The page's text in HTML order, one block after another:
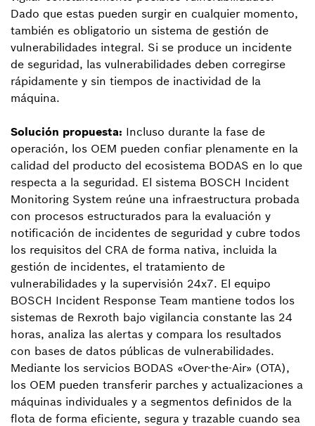
Dado que estas pueden surgir en cualquier momento,
también es obligatorio un sistema de gestión de
vulnerabilidades integral. Si se produce un incidente
de seguridad, las vulnerabilidades deben corregirse
rápidamente y sin tiempos de inactividad de la
máquina.
Solución propuesta: Incluso durante la fase de
operación, los OEM pueden confiar plenamente en la
calidad del producto del ecosistema BODAS en lo que
respecta a la seguridad. El sistema BOSCH Incident
Monitoring System reúne una infraestructura probada
con procesos estructurados para la evaluación y
notificación de incidentes de seguridad y cubre todos
los requisitos del CRA de forma nativa, incluida la
gestión de incidentes, el tratamiento de
vulnerabilidades y la supervisión 24x7. El equipo
BOSCH Incident Response Team mantiene todos los
sistemas de Rexroth bajo vigilancia constante las 24
horas, analiza las alertas y compara los resultados
con bases de datos públicas de vulnerabilidades.
Mediante los servicios BODAS «Over-the-Air» (OTA),
los OEM pueden transferir parches y actualizaciones a
máquinas individuales y a segmentos definidos de la
flota de forma eficiente, segura y trazable cuando sea